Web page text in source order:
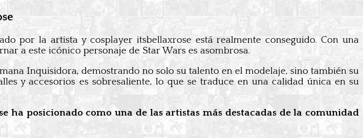
por la artista y cosplayer itsbellaxrose está realmente conseguido. Con una
a este icónico personaje de Star Wars es asombrosa.
Inquisidora, demostrando no solo su talento en el modelaje, sino también su
y accesorios es sobresaliente, lo que se traduce en una calidad única en su
ha posicionado como una de las artistas más destacadas de la comunidad